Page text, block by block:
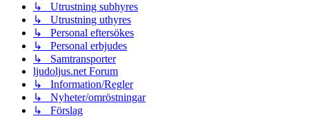
↳ Utrustning subhyres
↳ Utrustning uthyres
↳ Personal eftersökes
↳ Personal erbjudes
↳ Samtransporter
ljudoljus.net Forum
↳ Information/Regler
↳ Nyheter/omröstningar
↳ Förslag